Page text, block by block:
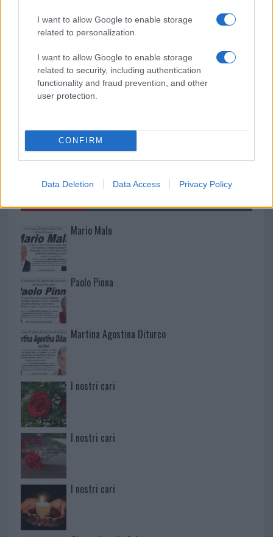
I want to allow Google to enable storage
related to personalization.
I want to allow Google to enable storage
related to security, including authentication
functionality and fraud prevention, and other
user protection.
CONFIRM
Data Deletion Data Access Privacy Policy
Raid nelle campagne di Berchidda, rischio per
la rete elettrica
Mario Malu
Paolo Pinna
Martina Agostina Diturco
I nostri cari
I nostri cari
I nostri cari